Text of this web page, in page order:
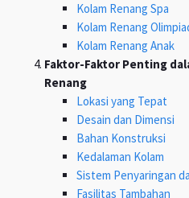
Kolam Renang Spa
Kolam Renang
Kolam Renang Anak
Faktor-Faktor Penting
Renang
Lokasi yang Tepat
Desain dan Dimensi
Bahan Konstruksi
Kedalaman Kolam
Sistem Penyaringan
Fasilitas Tambahan